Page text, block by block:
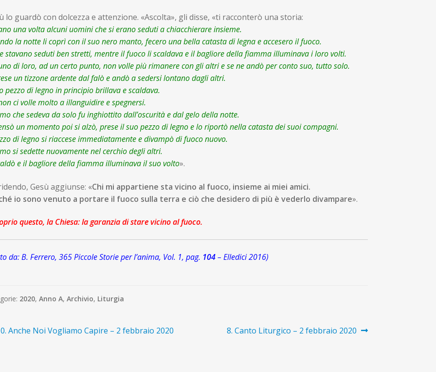
lo guardò con dolcezza e attenzione. «Ascolta», gli disse, «ti racconterò una storia:
una volta alcuni uomini che si erano seduti a chiacchierare insieme.
la notte li coprì con il suo nero manto, fecero una bella catasta di legna e accesero il fuoco.
stavano seduti ben stretti, mentre il fuoco li scaldava e il bagliore della fiamma illuminava i loro volti.
di loro, ad un certo punto, non volle più rimanere con gli altri e se ne andò per conto suo, tutto solo.
un tizzone ardente dal falò e andò a sedersi lontano dagli altri.
pezzo di legno in principio brillava e scaldava.
ci volle molto a illanguidire e spegnersi.
che sedeva da solo fu inghiottito dall’oscurità e dal gelo della notte.
un momento poi si alzò, prese il suo pezzo di legno e lo riportò nella catasta dei suoi compagni.
di legno si riaccese immediatamente e divampò di fuoco nuovo.
si sedette nuovamente nel cerchio degli altri.
e il bagliore della fiamma illuminava il suo volto».
Gesù aggiunse: «Chi mi appartiene sta vicino al fuoco, insieme ai miei amici.
io sono venuto a portare il fuoco sulla terra e ciò che desidero di più è vederlo divampare».
questo, la Chiesa: la garanzia di stare vicino al fuoco.
da: B. Ferrero, 365 Piccole Storie per l’anima, Vol. 1, pag. 104– Elledici 2016)
2020, Anno A, Archivio, Liturgia
Anche Noi Vogliamo Capire – 2 febbraio 2020
Articolo
8. Canto Liturgico – 2 febbraio 2020